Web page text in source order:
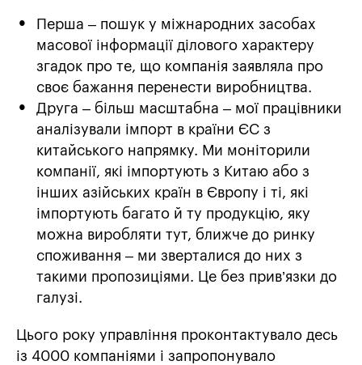
Перша – пошук у міжнародних засобах
масової інформації ділового характеру
згадок про те, що компанія заявляла про
своє бажання перенести виробництва.
Друга – більш масштабна – мої працівники
аналізували імпорт в країни ЄС з
китайського напрямку. Ми моніторили
компанії, які імпортують з Китаю або з
інших азійських країн в Європу і ті, які
імпортують багато й ту продукцію, яку
можна виробляти тут, ближче до ринку
споживання – ми зверталися до них з
такими пропозиціями. Це без прив’язки до
галузі.
Цього року управління проконтактувало десь
із 4000 компаніями і запропонувало